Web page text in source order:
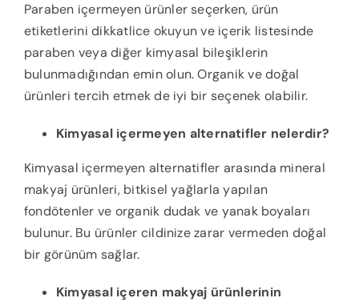
Paraben içermeyen ürünler seçerken, ürün
etiketlerini dikkatlice okuyun ve içerik listesinde
paraben veya diğer kimyasal bileşiklerin
bulunmadığından emin olun. Organik ve doğal
ürünleri tercih etmek de iyi bir seçenek olabilir.
Kimyasal içermeyen alternatifler nelerdir?
Kimyasal içermeyen alternatifler arasında mineral
makyaj ürünleri, bitkisel yağlarla yapılan
fondötenler ve organik dudak ve yanak boyaları
bulunur. Bu ürünler cildinize zarar vermeden doğal
bir görünüm sağlar.
Kimyasal içeren makyaj ürünlerinin